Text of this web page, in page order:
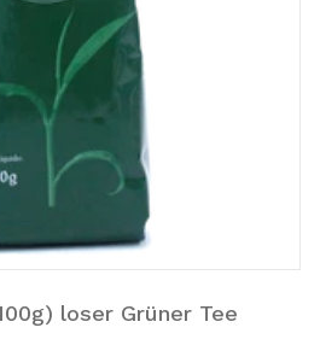
loser Grüner Tee